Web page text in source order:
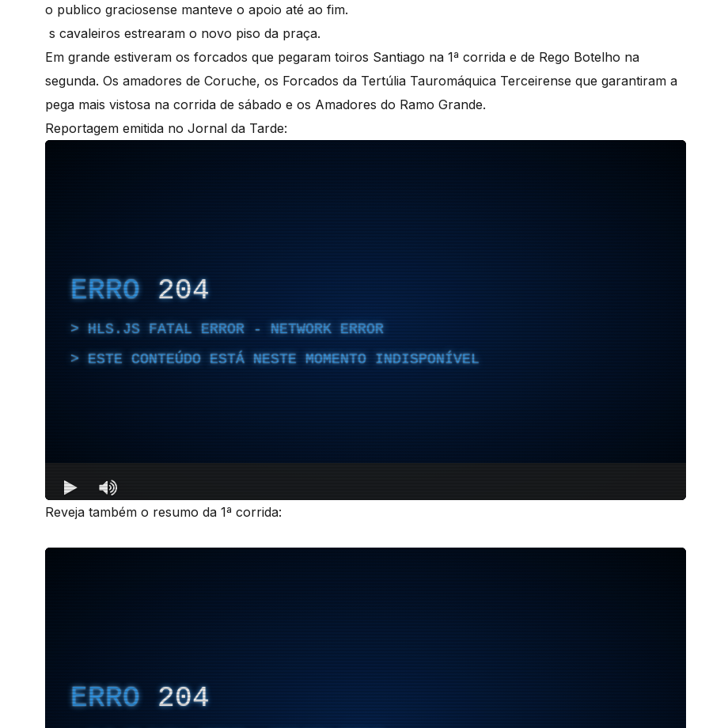
o publico graciosense manteve o apoio até ao fim.
s cavaleiros estrearam o novo piso da praça.
Em grande estiveram os forcados que pegaram toiros Santiago na 1ª corrida e de Rego Botelho na
segunda. Os amadores de Coruche, os Forcados da Tertúlia Tauromáquica Terceirense que garantiram a
pega mais vistosa na corrida de sábado e os Amadores do Ramo Grande.
Reportagem emitida no Jornal da Tarde:
Reveja também o resumo da 1ª corrida: